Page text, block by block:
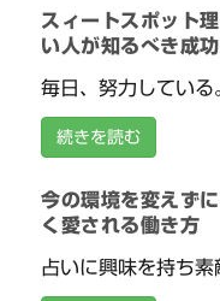
スィートスポット
い人が知るべき成功
毎日、努力している
続きを読む
今の環境を変えず
く愛される働き方
占いに興味を持ち素